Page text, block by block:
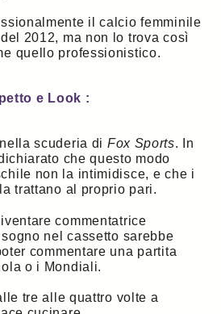
il calcio femminile
2012, ma non lo trova così
quello professionistico.
e Look :
scuderia di Fox Sports. In
che questo modo
non la intimidisce, e che i
trattano al proprio pari.
commentatrice
nel cassetto sarebbe
commentare una partita
o i Mondiali.
tre alle quattro volte a